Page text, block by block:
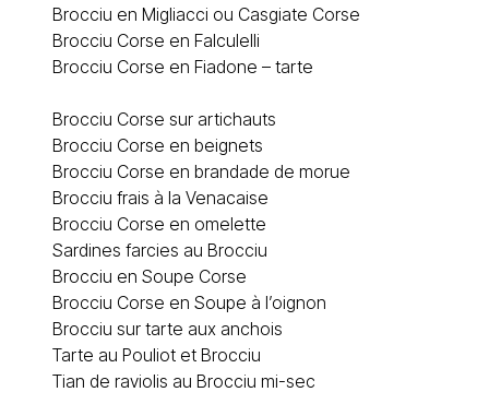
Brocciu en Migliacci ou Casgiate Corse
Brocciu Corse en Falculelli
Brocciu Corse en Fiadone – tarte
Brocciu Corse sur artichauts
Brocciu Corse en beignets
Brocciu Corse en brandade de morue
Brocciu frais à la Venacaise
Brocciu Corse en omelette
Sardines farcies au Brocciu
Brocciu en Soupe Corse
Brocciu Corse en Soupe à l’oignon
Brocciu sur tarte aux anchois
Tarte au Pouliot et Brocciu
Tian de raviolis au Brocciu mi-sec